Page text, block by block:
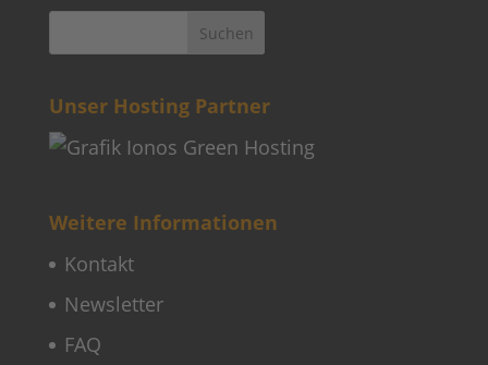
Unser Hosting Partner
Weitere Informationen
Kontakt
Newsletter
FAQ